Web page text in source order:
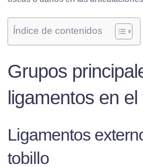
Índice de contenidos
Grupos
ligamentos en el
Ligamentos
tobillo